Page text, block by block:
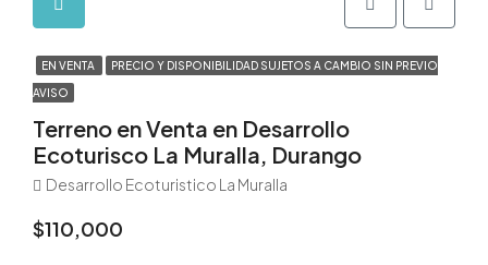
EN VENTA PRECIO Y DISPONIBILIDAD SUJETOS A CAMBIO SIN PREVIO
AVISO
Terreno en Venta en Desarrollo
Ecoturisco La Muralla, Durango
Desarrollo Ecoturistico La Muralla
$110,000